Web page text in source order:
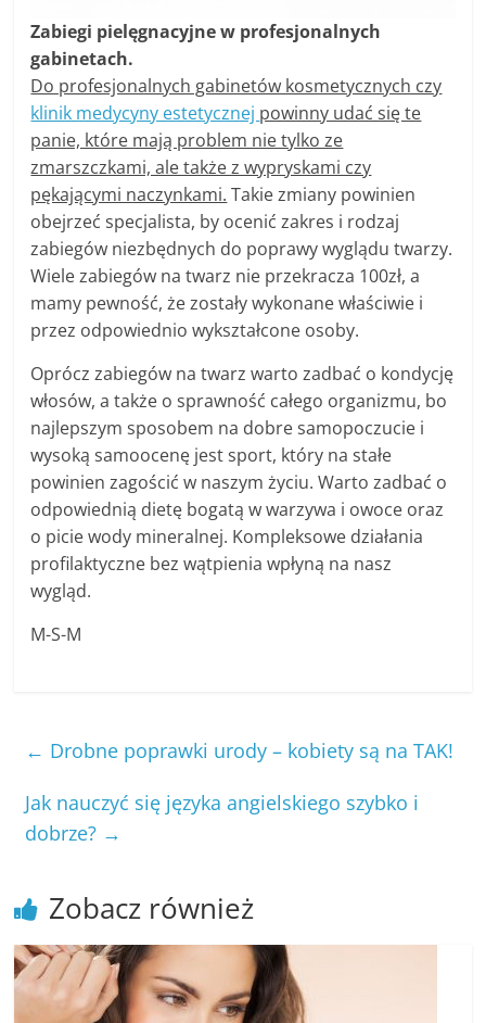
Zabiegi pielęgnacyjne w profesjonalnych
gabinetach.
Do profesjonalnych gabinetów kosmetycznych czy
klinik medycyny estetycznej powinny udać się te
panie, które mają problem nie tylko ze
zmarszczkami, ale także z wypryskami czy
pękającymi naczynkami. Takie zmiany powinien
obejrzeć specjalista, by ocenić zakres i rodzaj
zabiegów niezbędnych do poprawy wyglądu twarzy.
Wiele zabiegów na twarz nie przekracza 100zł, a
mamy pewność, że zostały wykonane właściwie i
przez odpowiednio wykształcone osoby.
Oprócz zabiegów na twarz warto zadbać o kondycję
włosów, a także o sprawność całego organizmu, bo
najlepszym sposobem na dobre samopoczucie i
wysoką samoocenę jest sport, który na stałe
powinien zagościć w naszym życiu. Warto zadbać o
odpowiednią dietę bogatą w warzywa i owoce oraz
o picie wody mineralnej. Kompleksowe działania
profilaktyczne bez wątpienia wpłyną na nasz
wygląd.
M-S-M
← Drobne poprawki urody – kobiety są na TAK!
Jak nauczyć się języka angielskiego szybko i
dobrze? →
Zobacz również